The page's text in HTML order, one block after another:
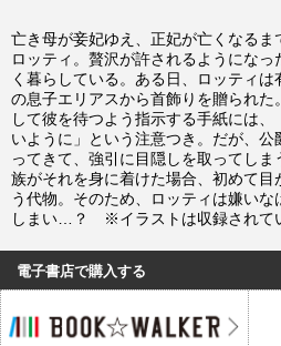
亡き母が妾妃ゆえ、正妃が亡くなる
ロッティ。贅沢が許されるようにな
く暮らしている。ある日、ロッティ
の息子エリアスから首飾りを贈られ
して彼を待つよう指示する手紙には
いように」という注意つき。だが、
ってきて、強引に目隠しを取ってし
族がそれを身に着けた場合、初めて
う代物。そのため、ロッティは嫌い
しまい…？ ※イラストは収録されて
電子書店で購入する